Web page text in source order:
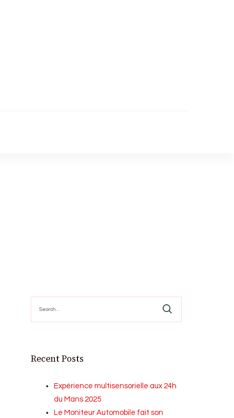
for:
Recent Posts
Expérience multisensorielle aux 24h
du Mans 2025
Le Moniteur Automobile fait son